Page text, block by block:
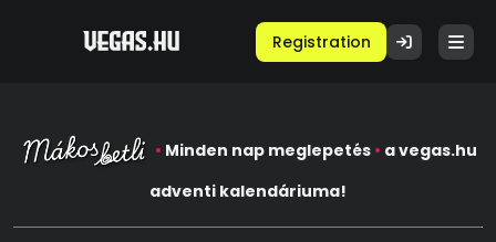
Registration
• Minden nap meglepetés • a vegas.hu
adventi kalendáriuma!